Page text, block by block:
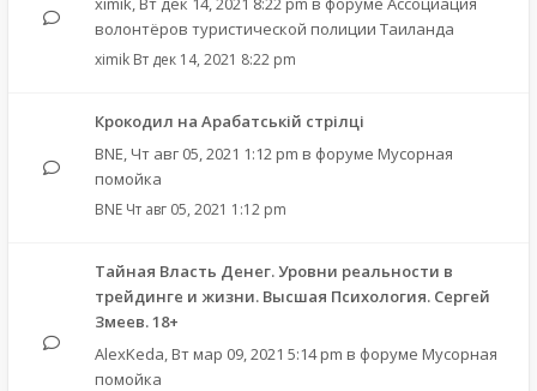
волонтёров туристической полиции Таиланда
ximik Вт дек 14, 2021 8:22 pm
Крокодил на Арабатській стрілці
BNE, Чт авг 05, 2021 1:12 pm в форуме Мусорная
помойка
BNE Чт авг 05, 2021 1:12 pm
Тайная Власть Денег. Уровни реальности в
трейдинге и жизни. Высшая Психология. Сергей
Змеев. 18+
AlexKeda, Вт мар 09, 2021 5:14 pm в форуме Мусорная
помойка